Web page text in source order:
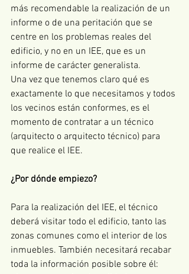
más recomendable la realización de un
informe o de una peritación que se
centre en los problemas reales del
edificio, y no en un IEE, que es un
informe de carácter generalista.
Una vez que tenemos claro qué es
exactamente lo que necesitamos y todos
los vecinos están conformes, es el
momento de contratar a un técnico
(arquitecto o arquitecto técnico) para
que realice el IEE.
¿Por dónde empiezo?
Para la realización del IEE, el técnico
deberá visitar todo el edificio, tanto las
zonas comunes como el interior de los
inmuebles. También necesitará recabar
toda la información posible sobre él: